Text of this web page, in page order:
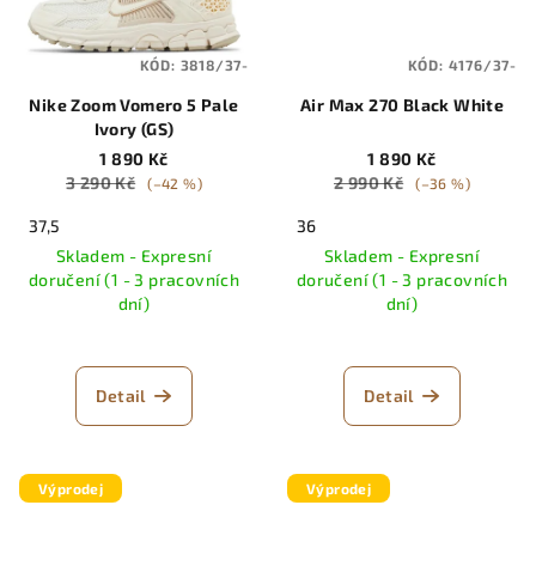
Nike Zoom Vomero 5 Pale
Ivory (GS)
1 890 Kč
3 290 Kč
(–42 %)
37,5
Skladem - Expresní
doručení (1 - 3 pracovních
dní)
Detail
KÓD: 3818/37-
Air Max 270 Black White
1 890 Kč
2 990 Kč
(–36 %)
36
Skladem - Expresní
doručení (1 - 3 pracovních
dní)
Detail
KÓD: 4176/37-
Výprodej Výprodej